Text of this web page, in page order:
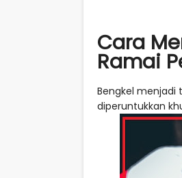
Cara
Ramai
Bengkel menjadi
diperuntukkan